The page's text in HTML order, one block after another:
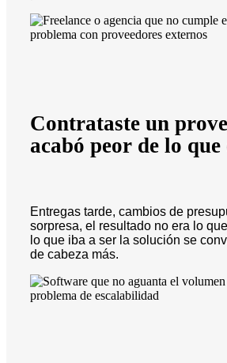
Contrataste un
acabó peor de lo que
Entregas tarde, cambios de
sorpresa, el resultado no era lo
lo que iba a ser la solución se
de cabeza más.